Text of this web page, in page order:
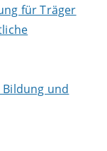
für Träger
und